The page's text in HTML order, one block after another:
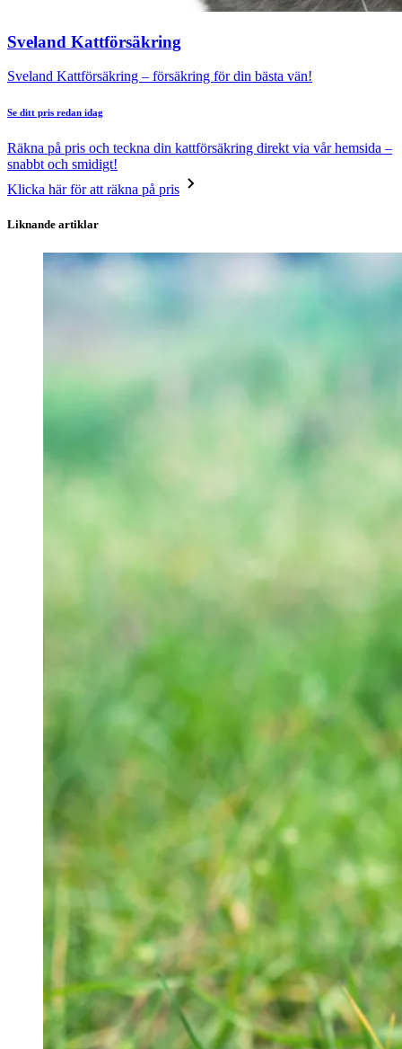
Sveland Kattförsäkring
Sveland Kattförsäkring – försäkring för din bästa vän!
Se ditt pris redan idag
Räkna på pris och teckna din kattförsäkring direkt via vår hemsida –
snabbt och smidigt!
Klicka här för att räkna på pris
Liknande artiklar